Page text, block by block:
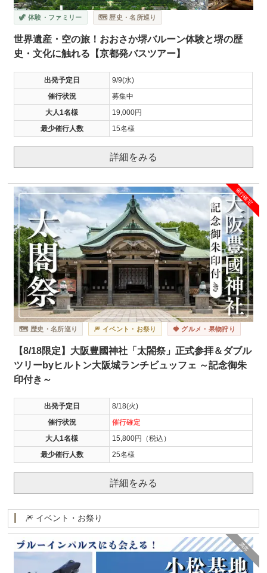
🦖 体験・ファミリー 🗺️ 歴史・名所巡り
世界遺産・空の旅！おおさか堺バルーン体験と堺の歴
史・文化に触れる【京都発バスツアー】
出発予定日
9/9(水)
催行状況
募集中
大人1名様
19,000円
最少催行人数
15名様
詳細をみる
催行確定
🗺️ 歴史・名所巡り 🎆 イベント・お祭り 🍓 グルメ・果物狩り
【8/18限定】大阪豊國神社「太閤祭」正式参拝＆ダブル
ツリーbyヒルトン大阪城ランチビュッフェ ～記念御朱
印付き～
出発予定日
8/18(火)
催行状況
催行確定
大人1名様
15,800円（税込）
最少催行人数
25名様
詳細をみる
🎆 イベント・お祭り
満席